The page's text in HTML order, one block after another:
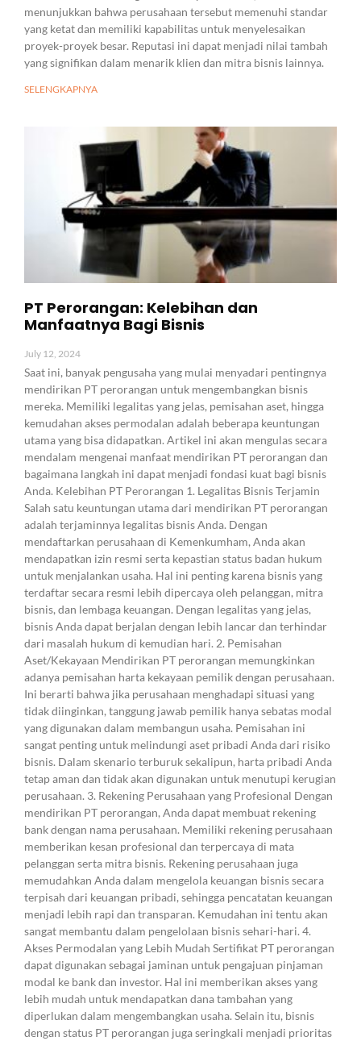
menunjukkan bahwa perusahaan tersebut memenuhi standar
yang ketat dan memiliki kapabilitas untuk menyelesaikan
proyek-proyek besar. Reputasi ini dapat menjadi nilai tambah
yang signifikan dalam menarik klien dan mitra bisnis lainnya.
SELENGKAPNYA
PT Perorangan: Kelebihan dan
Manfaatnya Bagi Bisnis
July 12, 2024
Saat ini, banyak pengusaha yang mulai menyadari pentingnya
mendirikan PT perorangan untuk mengembangkan bisnis
mereka. Memiliki legalitas yang jelas, pemisahan aset, hingga
kemudahan akses permodalan adalah beberapa keuntungan
utama yang bisa didapatkan. Artikel ini akan mengulas secara
mendalam mengenai manfaat mendirikan PT perorangan dan
bagaimana langkah ini dapat menjadi fondasi kuat bagi bisnis
Anda. Kelebihan PT Perorangan 1. Legalitas Bisnis Terjamin
Salah satu keuntungan utama dari mendirikan PT perorangan
adalah terjaminnya legalitas bisnis Anda. Dengan
mendaftarkan perusahaan di Kemenkumham, Anda akan
mendapatkan izin resmi serta kepastian status badan hukum
untuk menjalankan usaha. Hal ini penting karena bisnis yang
terdaftar secara resmi lebih dipercaya oleh pelanggan, mitra
bisnis, dan lembaga keuangan. Dengan legalitas yang jelas,
bisnis Anda dapat berjalan dengan lebih lancar dan terhindar
dari masalah hukum di kemudian hari. 2. Pemisahan
Aset/Kekayaan Mendirikan PT perorangan memungkinkan
adanya pemisahan harta kekayaan pemilik dengan perusahaan.
Ini berarti bahwa jika perusahaan menghadapi situasi yang
tidak diinginkan, tanggung jawab pemilik hanya sebatas modal
yang digunakan dalam membangun usaha. Pemisahan ini
sangat penting untuk melindungi aset pribadi Anda dari risiko
bisnis. Dalam skenario terburuk sekalipun, harta pribadi Anda
tetap aman dan tidak akan digunakan untuk menutupi kerugian
perusahaan. 3. Rekening Perusahaan yang Profesional Dengan
mendirikan PT perorangan, Anda dapat membuat rekening
bank dengan nama perusahaan. Memiliki rekening perusahaan
memberikan kesan profesional dan terpercaya di mata
pelanggan serta mitra bisnis. Rekening perusahaan juga
memudahkan Anda dalam mengelola keuangan bisnis secara
terpisah dari keuangan pribadi, sehingga pencatatan keuangan
menjadi lebih rapi dan transparan. Kemudahan ini tentu akan
sangat membantu dalam pengelolaan bisnis sehari-hari. 4.
Akses Permodalan yang Lebih Mudah Sertifikat PT perorangan
dapat digunakan sebagai jaminan untuk pengajuan pinjaman
modal ke bank dan investor. Hal ini memberikan akses yang
lebih mudah untuk mendapatkan dana tambahan yang
diperlukan dalam mengembangkan usaha. Selain itu, bisnis
dengan status PT perorangan juga seringkali menjadi prioritas